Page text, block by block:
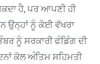
ਹੈ, ਪਰ ਆਪਣੀ ਹੀ
ਉਨ੍ਹਾਂ ਨੂੰ ਕੋਈ ਵੱਖਰਾ
ਨੂੰ ਸਰਕਾਰੀ ਫੰਡਿੰਗ ਦੀ
ਕੋਲ ਅੰਤਿਮ ਸਹਿਮਤੀ